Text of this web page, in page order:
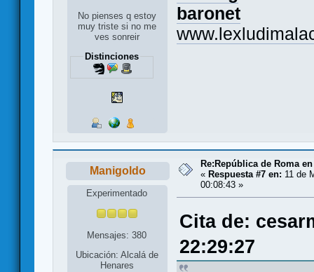
No pienses q estoy
muy triste si no me
ves sonreir
Distinciones
baronet
Manigoldo
Experimentado
Mensajes: 380
Ubicación: Alcalá de
Henares
Re:República de Roma
« Respuesta #7 en: 11 de
00:08:43 »
Cita de:
22:29:27